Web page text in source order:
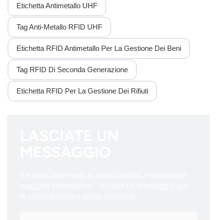
Etichetta Antimetallo UHF
Tag Anti-Metallo RFID UHF
Etichetta RFID Antimetallo Per La Gestione Dei Beni
Tag RFID Di Seconda Generazione
Etichetta RFID Per La Gestione Dei Rifiuti